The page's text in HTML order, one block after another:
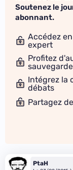
Soutenez le
abonnant.
Accédez
expert
Profitez
Intégrez la
débats
Partagez
PtaH